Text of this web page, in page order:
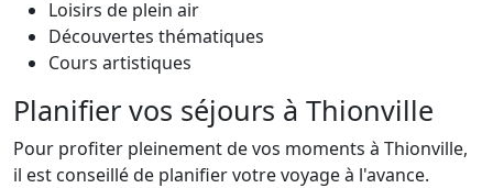
Loisirs de plein air
Découvertes thématiques
Cours artistiques
Planifier vos séjours à Thionville
Pour profiter pleinement de vos moments à Thionville,
il est conseillé de planifier votre voyage à l'avance.